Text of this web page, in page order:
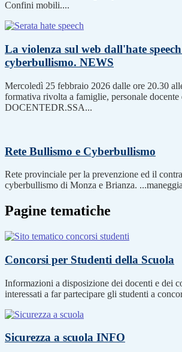
Confini mobili....
La violenza sul web dall'hate
cyberbullismo. NEWS
Mercoledì 25 febbraio 2026 dalle ore 20.30
formativa rivolta a famiglie, personale docente
DOCENTEDR.SSA...
Rete Bullismo e Cyberbullismo
Rete provinciale per la prevenzione ed il
cyberbullismo di Monza e Brianza.
Pagine tematiche
Concorsi per Studenti della Scuola
Informazioni a disposizione dei docenti e dei
interessati a far partecipare gli studenti a
Sicurezza a scuola INFO